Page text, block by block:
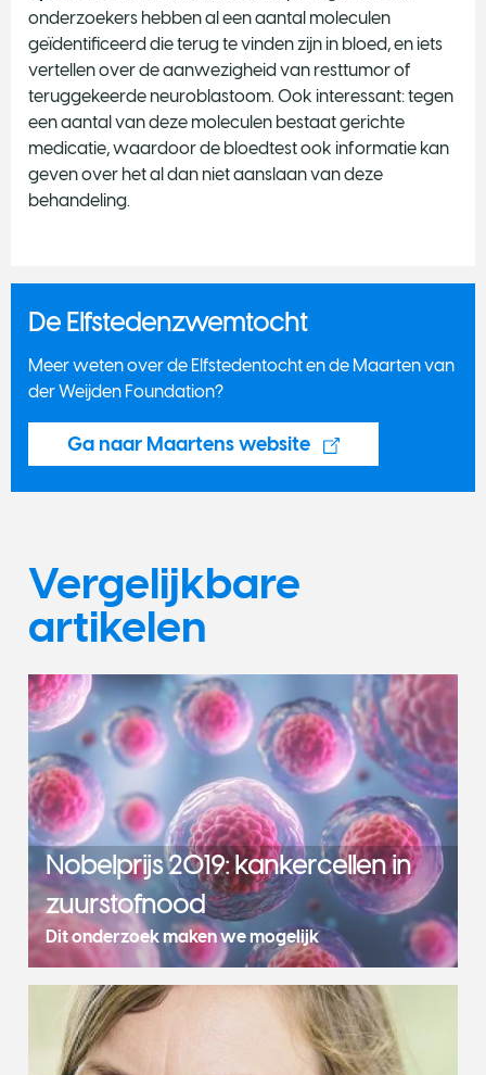
onderzoekers hebben al een aantal moleculen
geïdentificeerd die terug te vinden zijn in bloed, en iets
vertellen over de aanwezigheid van resttumor of
teruggekeerde neuroblastoom. Ook interessant: tegen
een aantal van deze moleculen bestaat gerichte
medicatie, waardoor de bloedtest ook informatie kan
geven over het al dan niet aanslaan van deze
behandeling.
De Elfstedenzwemtocht
Meer weten over de Elfstedentocht en de Maarten van
der Weijden Foundation?
Ga naar Maartens website
Vergelijkbare
artikelen
Nobelprijs 2019: kankercellen in
zuurstofnood
Dit onderzoek maken we mogelijk